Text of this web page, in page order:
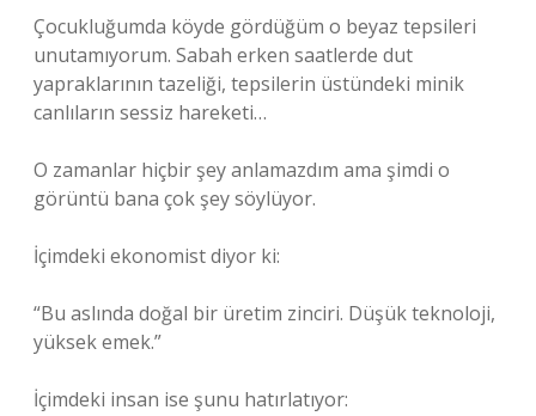
Çocukluğumda köyde gördüğüm o beyaz tepsileri
unutamıyorum. Sabah erken saatlerde dut
yapraklarının tazeliği, tepsilerin üstündeki minik
canlıların sessiz hareketi…
O zamanlar hiçbir şey anlamazdım ama şimdi o
görüntü bana çok şey söylüyor.
İçimdeki ekonomist diyor ki:
“Bu aslında doğal bir üretim zinciri. Düşük teknoloji,
yüksek emek.”
İçimdeki insan ise şunu hatırlatıyor: